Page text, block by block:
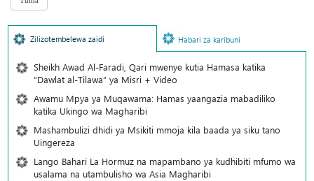
Zilizotembelewa zaidi Habari za karibuni
Sheikh Awad Al-Faradi, Qari mwenye kutia Hamasa katika
“Dawlat al-Tilawa” ya Misri + Video
Awamu Mpya ya Muqawama: Hamas yaangazia mabadiliko
katika Ukingo wa Magharibi
Mashambulizi dhidi ya Msikiti mmoja kila baada ya siku tano
Uingereza
Lango Bahari La Hormuz na mapambano ya kudhibiti mfumo wa
usalama na utambulisho wa Asia Magharibi